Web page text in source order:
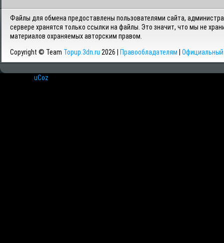
Файлы для обмена предоставлены пользователями сайта,
сервере хранятся только ссылки на файлы. Это значит, что мы не
материалов охраняемых авторским правом.
Copyright © Team Topup.3dn.ru 2026 | Правообладателям Официальный
uCoz